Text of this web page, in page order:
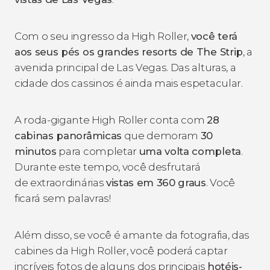
Com o seu ingresso da High Roller, você terá
aos seus pés os grandes resorts de The Strip, a
avenida principal de Las Vegas. Das alturas, a
cidade dos cassinos é ainda mais espetacular.
A roda-gigante High Roller conta com28
cabinas panorâmicas que demoram 30
minutos para completar uma volta completa.
Durante este tempo, você desfrutará
de extraordinárias vistas em 360 graus. Você
ficará sem palavras!
Além disso, se você é amante da fotografia, das
cabines da High Roller, você poderá captar
incríveis fotos de alguns dos principais hotéis-